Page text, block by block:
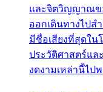
และจิตวิญญาณข
ออกเดินทางไปส
มีชื่อเสียงที่สุดใ
ประวัติศาสตร์แล
งดงามเหล่านี้ไป